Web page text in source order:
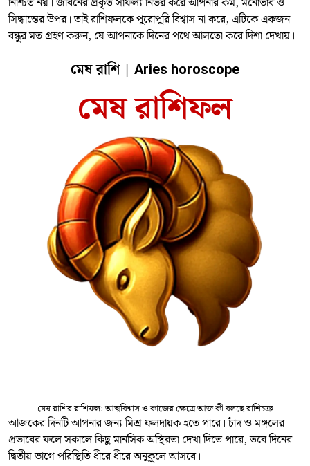
সিদ্ধান্তের উপর। তাই রাশিফলকে পুরোপুরি বিশ্বাস না করে, এটিকে একজন
বন্ধুর মত গ্রহণ করুন, যে আপনাকে দিনের পথে আলতো করে দিশা দেখায়।
মেষ রাশি | Aries horoscope
মেষ রাশিফল
মেষ রাশির রাশিফল: আত্মবিশ্বাস ও কাজের ক্ষেত্রে আজ কী বলছে রাশিচক্র
আজকের দিনটি আপনার জন্য মিশ্র ফলদায়ক হতে পারে। চাঁদ ও মঙ্গলের
প্রভাবের ফলে সকালে কিছু মানসিক অস্থিরতা দেখা দিতে পারে, তবে দিনের
দ্বিতীয় ভাগে পরিস্থিতি ধীরে ধীরে অনুকূলে আসবে।